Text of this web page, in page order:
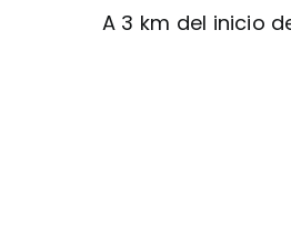
A 3 km del inicio